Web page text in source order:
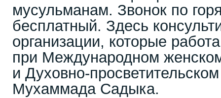
мусульманам. Звонок по
бесплатный. Здесь
организации, которые
при Международном
и Духовно-
Мухаммада Садыка.